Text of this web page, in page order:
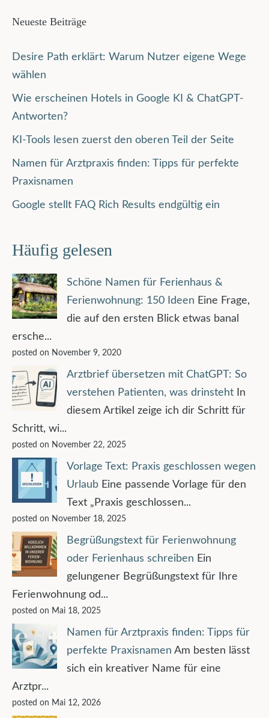
Neueste Beiträge
Desire Path erklärt: Warum Nutzer eigene Wege
wählen
Wie erscheinen Hotels in Google KI & ChatGPT-
Antworten?
KI-Tools lesen zuerst den oberen Teil der Seite
Namen für Arztpraxis finden: Tipps für perfekte
Praxisnamen
Google stellt FAQ Rich Results endgültig ein
Häufig gelesen
Schöne Namen für Ferienhaus &
Ferienwohnung: 150 Ideen Eine Frage,
die auf den ersten Blick etwas banal
ersche...
posted on November 9, 2020
Arztbrief übersetzen mit ChatGPT: So
verstehen Patienten, was drinsteht
In
diesem Artikel zeige ich dir Schritt für
Schritt, wi...
posted on November 22, 2025
Vorlage Text: Praxis geschlossen wegen
Urlaub Eine passende Vorlage für den
Text „Praxis geschlossen...
posted on November 18, 2025
Begrüßungstext für Ferienwohnung
oder Ferienhaus schreiben Ein
gelungener Begrüßungstext für Ihre
Ferienwohnung od...
posted on Mai 18, 2025
Namen für Arztpraxis finden: Tipps für
perfekte Praxisnamen Am besten lässt
sich ein kreativer Name für eine
Arztpr...
posted on Mai 12, 2026